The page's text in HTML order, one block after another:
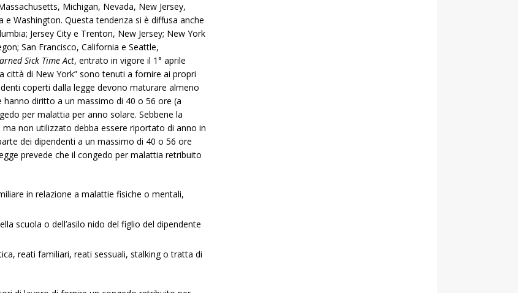
Michigan, Nevada, New Jersey,
Washington. Questa tendenza si è diffusa anche
Jersey City e Trenton, New Jersey; New York
San Francisco, California e Seattle,
Sick Time Act, entrato in vigore il 1° aprile
città di New York” sono tenuti a fornire ai propri
coperti dalla legge devono maturare almeno
diritto a un massimo di 40 o 56 ore (a
per malattia per anno solare. Sebbene la
non utilizzato debba essere riportato di anno in
dei dipendenti a un massimo di 40 o 56 ore
prevede che il congedo per malattia retribuito
in relazione a malattie fisiche o mentali,
scuola o dell’asilo nido del figlio del dipendente
reati familiari, reati sessuali, stalking o tratta di